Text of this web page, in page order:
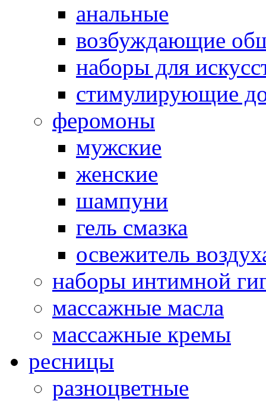
анальные
возбуждающие
наборы для
стимулирующие
феромоны
мужские
женские
шампуни
гель смазка
освежитель
наборы интимной
массажные масла
массажные кремы
ресницы
разноцветные